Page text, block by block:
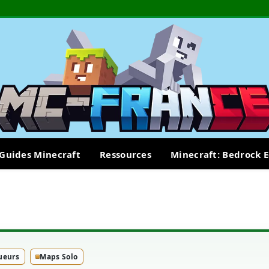
Minecraft Ressources Minecraft: Bedrock
Maps Solo